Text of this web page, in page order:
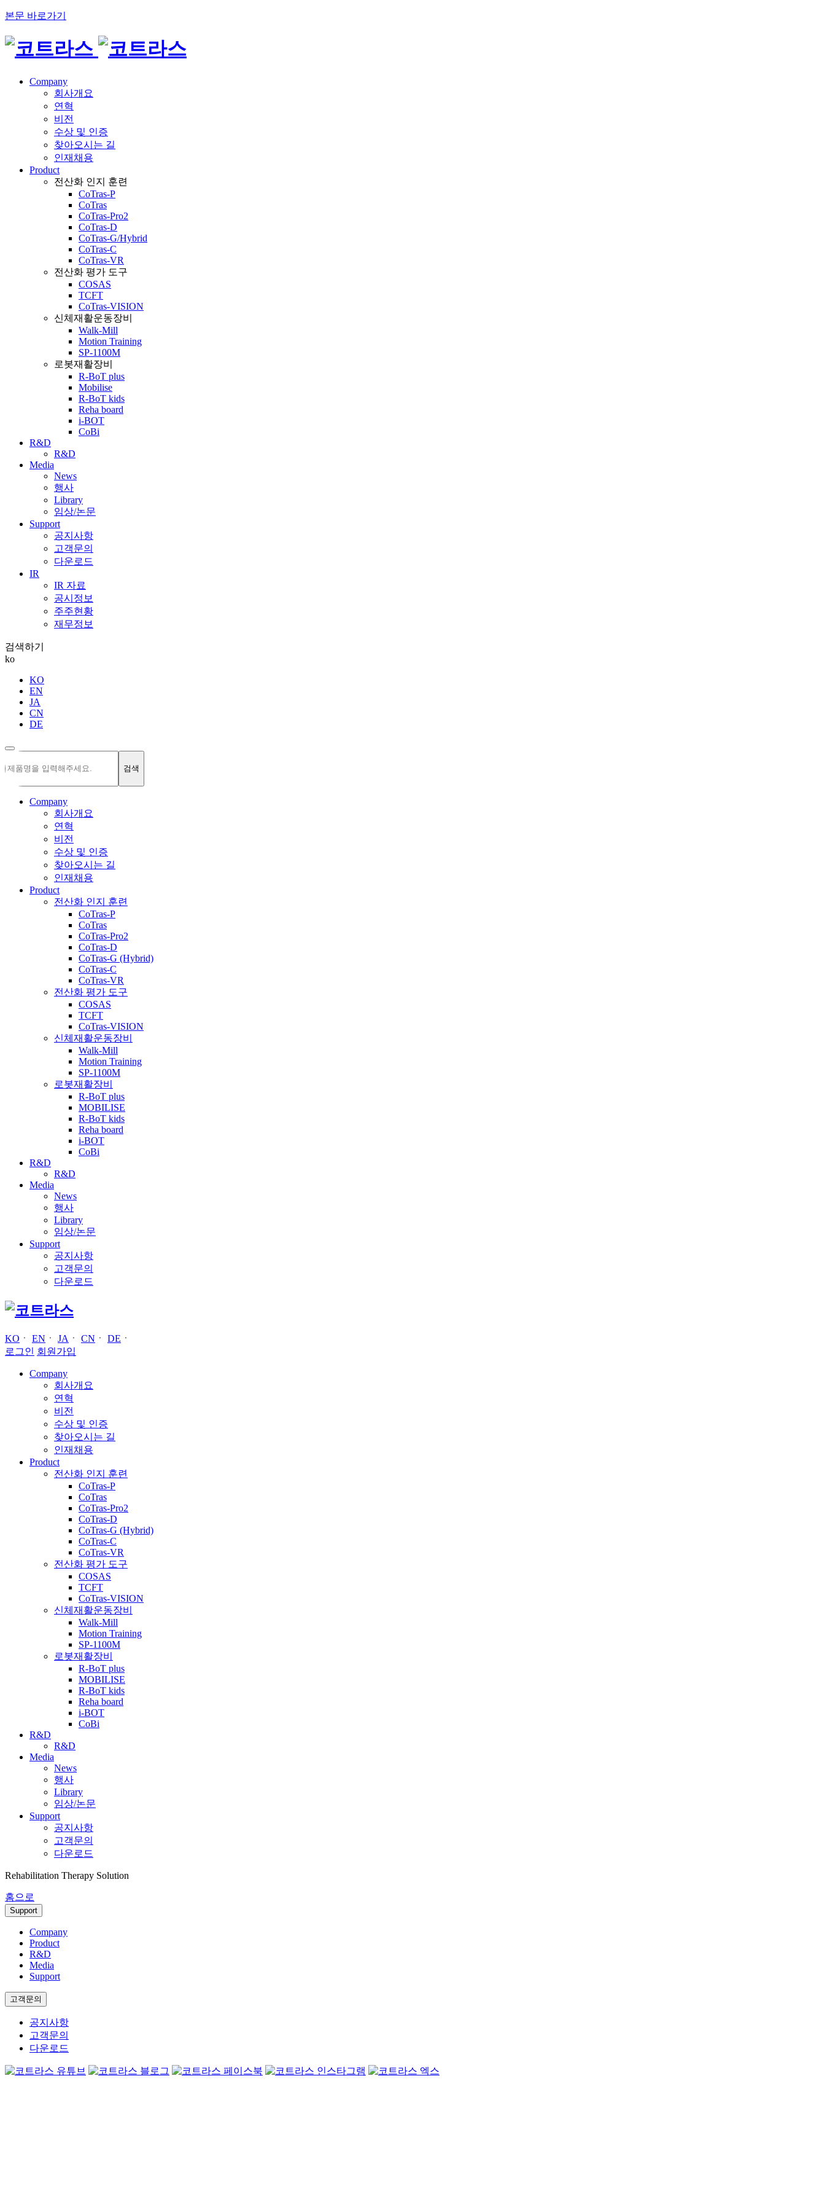
본문 바로가기
Company
회사개요
연혁
비전
수상 및 인증
찾아오시는 길
인재채용
Product
전산화 인지 훈련
CoTras-P
CoTras
CoTras-Pro2
CoTras-D
CoTras-G/Hybrid
CoTras-C
CoTras-VR
전산화 평가 도구
COSAS
TCFT
CoTras-VISION
신체재활운동장비
Walk-Mill
Motion Training
SP-1100M
로봇재활장비
R-BoT plus
Mobilise
R-BoT kids
Reha board
i-BOT
CoBi
R&D
R&D
Media
News
행사
Library
임상/논문
Support
공지사항
고객문의
다운로드
IR
IR 자료
공시정보
주주현황
재무정보
검색하기
ko
KO
EN
JA
CN
DE
검색
Company
회사개요
연혁
비전
수상 및 인증
찾아오시는 길
인재채용
Product
전산화 인지 훈련
CoTras-P
CoTras
CoTras-Pro2
CoTras-D
CoTras-G (Hybrid)
CoTras-C
CoTras-VR
전산화 평가 도구
COSAS
TCFT
CoTras-VISION
신체재활운동장비
Walk-Mill
Motion Training
SP-1100M
로봇재활장비
R-BoT plus
MOBILISE
R-BoT kids
Reha board
i-BOT
CoBi
R&D
R&D
Media
News
행사
Library
임상/논문
Support
공지사항
고객문의
다운로드
KO ㆍ EN ㆍ JA ㆍ CN ㆍ DE ㆍ
로그인 회원가입
Company
회사개요
연혁
비전
수상 및 인증
찾아오시는 길
인재채용
Product
전산화 인지 훈련
CoTras-P
CoTras
CoTras-Pro2
CoTras-D
CoTras-G (Hybrid)
CoTras-C
CoTras-VR
전산화 평가 도구
COSAS
TCFT
CoTras-VISION
신체재활운동장비
Walk-Mill
Motion Training
SP-1100M
로봇재활장비
R-BoT plus
MOBILISE
R-BoT kids
Reha board
i-BOT
CoBi
R&D
R&D
Media
News
행사
Library
임상/논문
Support
공지사항
고객문의
다운로드
Rehabilitation Therapy Solution
홈으로
Support
Company
Product
R&D
Media
Support
고객문의
공지사항
고객문의
다운로드